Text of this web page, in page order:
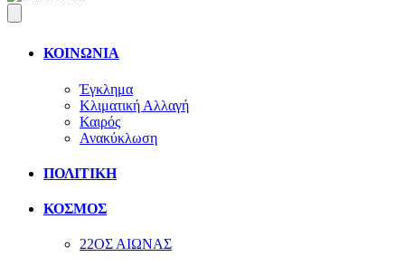
ΚΟΙΝΩΝΙΑ
Έγκλημα
Κλιματική Αλλαγή
Καιρός
Ανακύκλωση
ΠΟΛΙΤΙΚΗ
ΚΟΣΜΟΣ
22ΟΣ ΑΙΩΝΑΣ